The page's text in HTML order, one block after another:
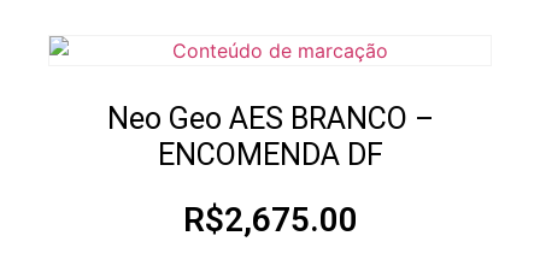
Neo Geo AES BRANCO –
ENCOMENDA DF
R$2,675.00